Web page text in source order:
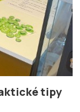
tipy